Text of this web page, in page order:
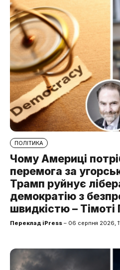
ПОЛІТИКА
Чому Америці
перемога за
Трамп руйнує
демократію з
швидкістю – Тімоті
Переклад iPress – 06 серпня 2026,